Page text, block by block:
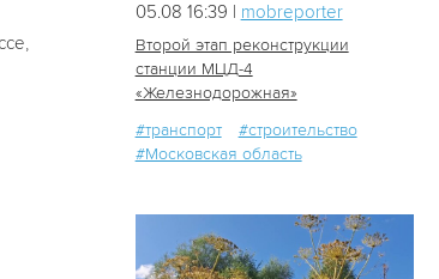
05.08 16:39 | mobreporter
Второй этап реконструкции
станции МЦД-4
«Железнодорожная»
#транспорт
#строительство
#Московская область